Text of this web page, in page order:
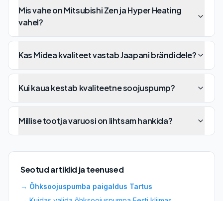
Mis vahe on Mitsubishi Zen ja Hyper Heating
vahel?
Kas Midea kvaliteet vastab Jaapani brändidele?
Kui kaua kestab kvaliteetne soojuspump?
Millise tootja varuosi on lihtsam hankida?
Seotud artiklid ja teenused
→ Õhksoojuspumba paigaldus Tartus